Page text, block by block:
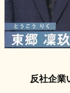
反社企業